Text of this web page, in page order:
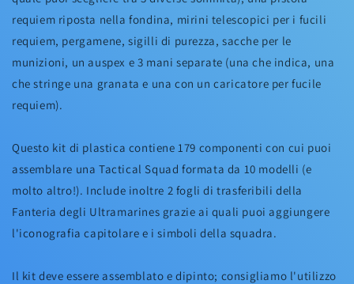
requiem riposta nella fondina, mirini telescopici per i fucili
requiem, pergamene, sigilli di purezza, sacche per le
munizioni, un auspex e 3 mani separate (una che indica, una
che stringe una granata e una con un caricatore per fucile
requiem).
Questo kit di plastica contiene 179 componenti con cui puoi
assemblare una Tactical Squad formata da 10 modelli (e
molto altro!). Include inoltre 2 fogli di trasferibili della
Fanteria degli Ultramarines grazie ai quali puoi aggiungere
l'iconografia capitolare e i simboli della squadra.
Il kit deve essere assemblato e dipinto; consigliamo l'utilizzo